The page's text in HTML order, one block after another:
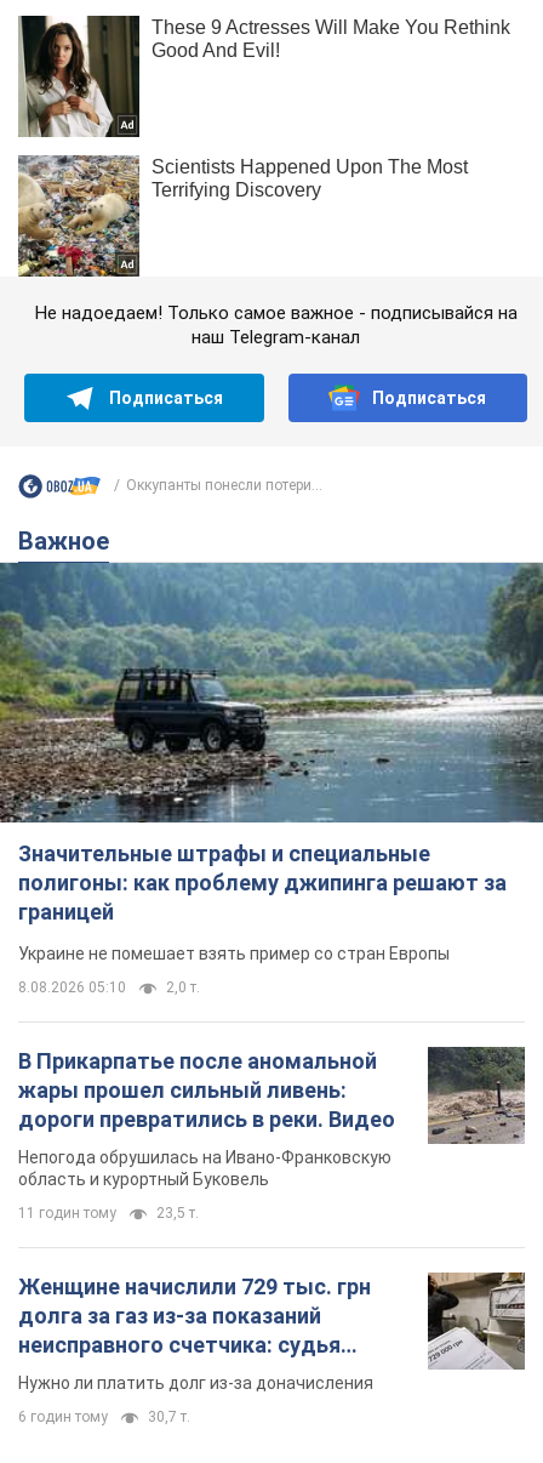
Не надоедаем! Только самое важное - подписывайся на
наш Telegram-канал
Подписаться Подписаться
Оккупанты понесли потери...
Важное
Значительные штрафы и специальные
полигоны: как проблему джипинга решают за
границей
Украине не помешает взять пример со стран Европы
8.08.2026 05:10 2,0 т.
В Прикарпатье после аномальной
жары прошел сильный ливень:
дороги превратились в реки. Видео
Непогода обрушилась на Ивано-Франковскую
область и курортный Буковель
11 годин тому 23,5 т.
Женщине начислили 729 тыс. грн
долга за газ из-за показаний
неисправного счетчика: судья
вынес неожиданное решение
Нужно ли платить долг из-за доначисления
6 годин тому 30,7 т.